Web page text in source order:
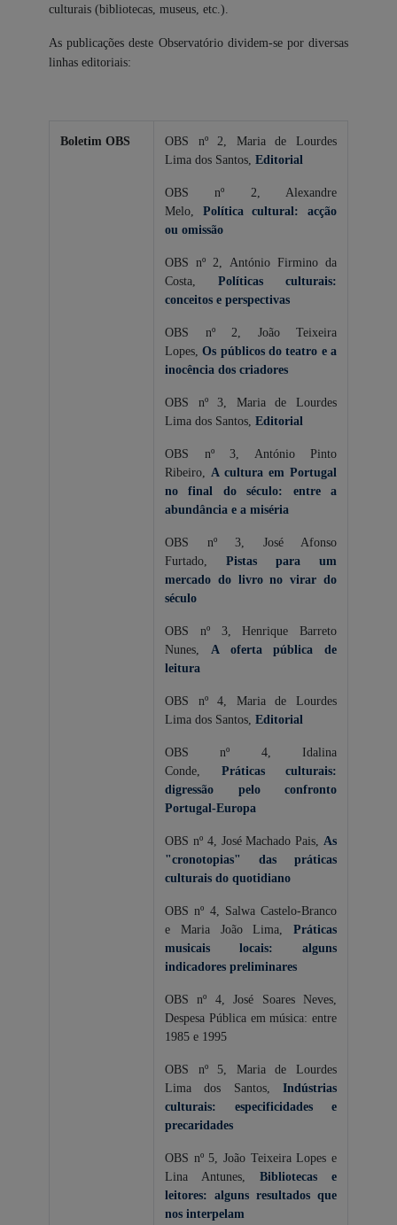
culturais (bibliotecas, museus, etc.).
As publicações deste Observatório dividem-se por diversas
linhas editoriais:
Boletim OBS
OBS nº 2, Maria de Lourdes
Lima dos Santos, Editorial
OBS nº 2, Alexandre
Melo, Política cultural: acção
ou omissão
OBS nº 2, António Firmino da
Costa, Políticas culturais:
conceitos e perspectivas
OBS nº 2, João Teixeira
Lopes,Os públicos do teatro e a
inocência dos criadores
OBS nº 3, Maria de Lourdes
Lima dos Santos, Editorial
OBS nº 3, António Pinto
Ribeiro, A cultura em Portugal
no final do século: entre a
abundância e a miséria
OBS nº 3, José Afonso
Furtado, Pistas para um
mercado do livro no virar do
século
OBS nº 3, Henrique Barreto
Nunes, A oferta pública de
leitura
OBS nº 4, Maria de Lourdes
Lima dos Santos, Editorial
OBS nº 4, Idalina
Conde, Práticas culturais:
digressão pelo confronto
Portugal-Europa
OBS nº 4, José Machado Pais, As
"cronotopias" das práticas
culturais do quotidiano
OBS nº 4, Salwa Castelo-Branco
e Maria João Lima, Práticas
musicais locais: alguns
indicadores preliminares
OBS nº 4, José Soares Neves,
Despesa Pública em música: entre
1985 e 1995
OBS nº 5, Maria de Lourdes
Lima dos Santos, Indústrias
culturais: especificidades e
precaridades
OBS nº 5, João Teixeira Lopes e
Lina Antunes, Bibliotecas e
leitores: alguns resultados que
nos interpelam